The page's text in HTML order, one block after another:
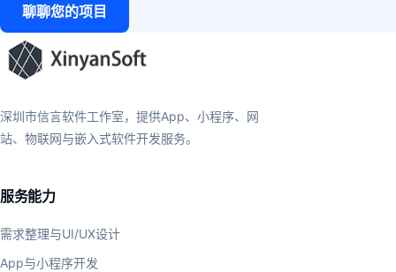
聊聊您的项目
深圳市信言软件工作室，提供App、小程序、网
站、物联网与嵌入式软件开发服务。
服务能力
需求整理与UI/UX设计
App与小程序开发